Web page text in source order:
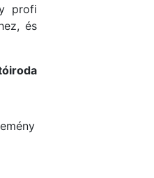
profi
és